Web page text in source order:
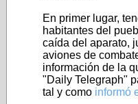
En primer lugar,
habitantes del
caída del aparato,
aviones de
información de la
"Daily Telegraph"
tal y como informó